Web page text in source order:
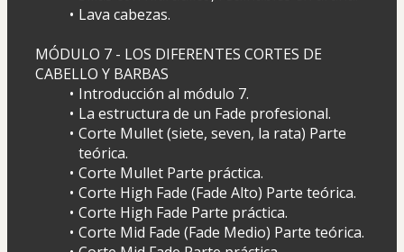
Lava cabezas.
MÓDULO 7 - LOS DIFERENTES CORTES DE
CABELLO Y BARBAS
Introducción al módulo 7.
La estructura de un Fade profesional.
Corte Mullet (siete, seven, la rata) Parte
teórica.
Corte Mullet Parte práctica.
Corte High Fade (Fade Alto) Parte teórica.
Corte High Fade Parte práctica.
Corte Mid Fade (Fade Medio) Parte teórica.